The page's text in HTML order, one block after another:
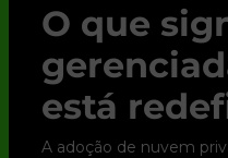
O que
está
A adoção de nuvem